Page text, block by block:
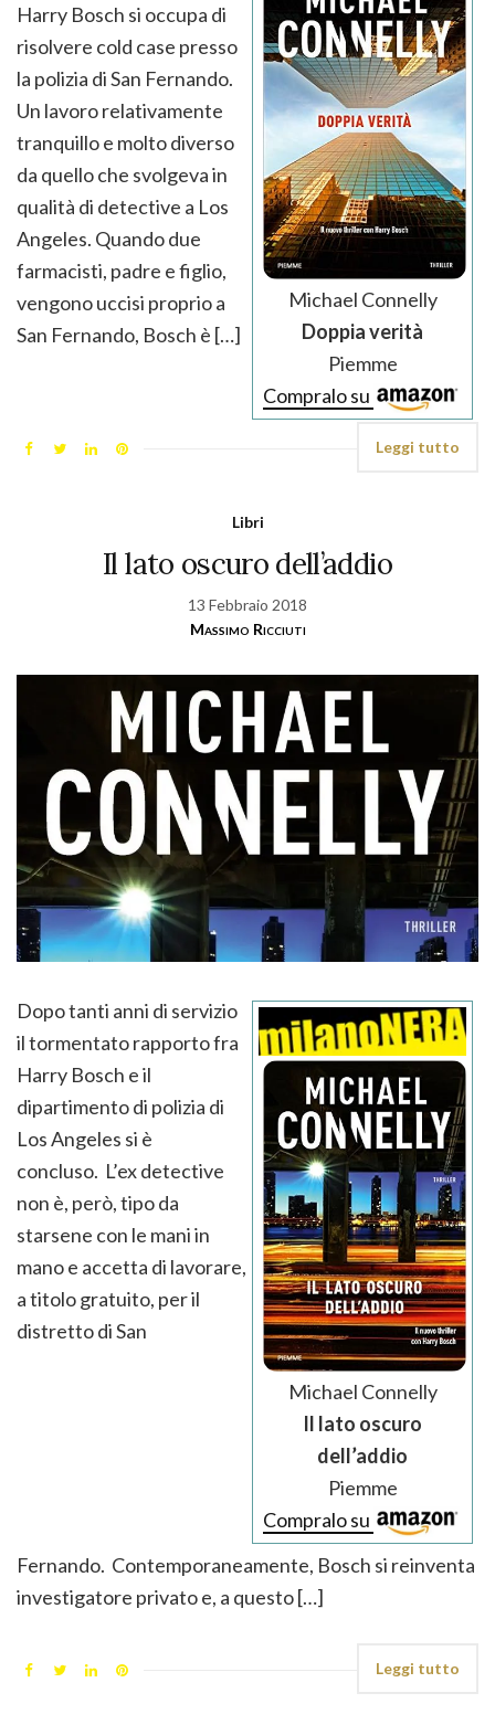
Michael Connelly
Doppia verità
Piemme
Compralo su
Harry Bosch si occupa di
risolvere cold case presso
la polizia di San Fernando.
Un lavoro relativamente
tranquillo e molto diverso
da quello che svolgeva in
qualità di detective a Los
Angeles. Quando due
farmacisti, padre e figlio,
vengono uccisi proprio a
San Fernando, Bosch è […]
Leggi tutto
Libri
Il lato oscuro dell’addio
13 Febbraio 2018
Massimo Ricciuti
Michael Connelly
Il lato oscuro
dell’addio
Piemme
Compralo su
Dopo tanti anni di servizio
il tormentato rapporto fra
Harry Bosch e il
dipartimento di polizia di
Los Angeles si è
concluso. L’ex detective
non è, però, tipo da
starsene con le mani in
mano e accetta di lavorare,
a titolo gratuito, per il
distretto di San
Fernando. Contemporaneamente, Bosch si reinventa
investigatore privato e, a questo […]
Leggi tutto